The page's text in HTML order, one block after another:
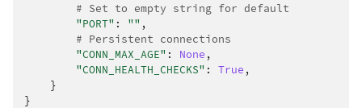
# Set to empty string for default
"PORT" : "" ,
# Persistent connections
"CONN_MAX_AGE" : None ,
"CONN_HEALTH_CHECKS" : True ,
}
}